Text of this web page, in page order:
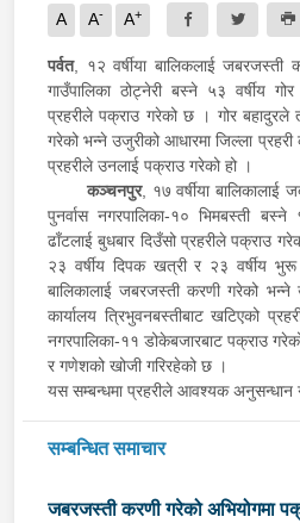
A A- A+
पर्वत, १२ वर्षीया बालिकलाई जबरजस्ती
गाउँपालिका ठोट्नेरी बस्ने ५३ वर्षीय
प्रहरीले पक्राउ गरेको छ । गोर बहादुरले
गरेको भन्ने उजुरीको आधारमा जिल्ला प्रहरी
प्रहरीले उनलाई पक्राउ गरेको हो ।
कञ्चनपुर, १७ वर्षीया बालिकालाई
पुनर्वास नगरपालिका-१० भिमबस्ती
ढाँटलाई बुधबार दिउँसो प्रहरीले पक्राउ
२३ वर्षीय दिपक खत्री र २३ वर्षीय
बालिकालाई जबरजस्ती करणी गरेको भन्ने
कार्यालय त्रिभुवनबस्तीबाट खटिएको
नगरपालिका-११ डोकेबजारबाट पक्राउ
र गणेशको खोजी गरिरहेको छ ।
यस सम्बन्धमा प्रहरीले आवश्यक अनुसन्धान
सम्बन्धित समाचार
जबरजस्ती करणी गरेको अभियोगमा